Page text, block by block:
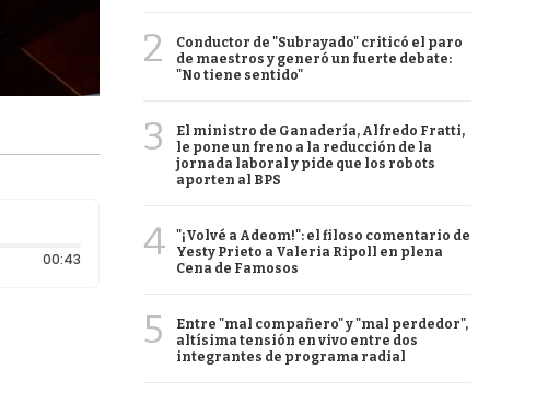
00:43Duración: 43 segundos
2
Conductor de "Subrayado" criticó el paro
de maestros y generó un fuerte debate:
"No tiene sentido"
3
El ministro de Ganadería, Alfredo Fratti,
le pone un freno a la reducción de la
jornada laboral y pide que los robots
aporten al BPS
4
"¡Volvé a Adeom!": el filoso comentario de
Yesty Prieto a Valeria Ripoll en plena
Cena de Famosos
5
Entre "mal compañero" y "mal perdedor",
altísima tensión en vivo entre dos
integrantes de programa radial